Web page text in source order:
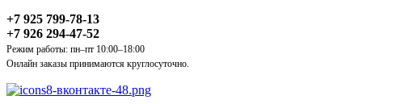
+7 925 799-78-13
+7 926 294-47-52
Режим работы: пн–пт 10:00–18:00
Онлайн заказы принимаются круглосуточно.